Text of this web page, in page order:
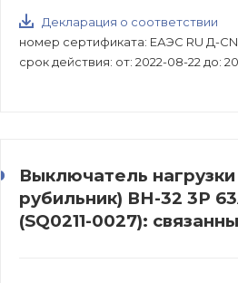
Декларация о соответствии
номер сертификата: ЕАЭС RU Д-
срок действия: от: 2022-08-22 до:
Выключатель
рубильник) ВН-32 3P
(SQ0211-0027):